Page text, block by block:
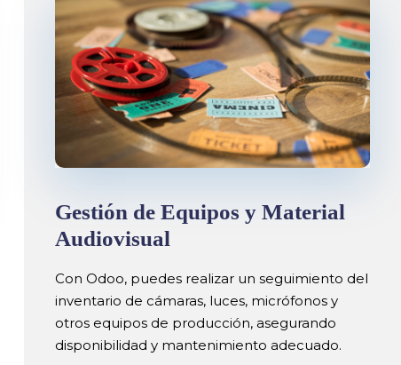
Gestión de Equipos y Material
Audiovisual
Con Odoo, puedes realizar un seguimiento del
inventario de cámaras, luces, micrófonos y
otros equipos de producción, asegurando
disponibilidad y mantenimiento adecuado.